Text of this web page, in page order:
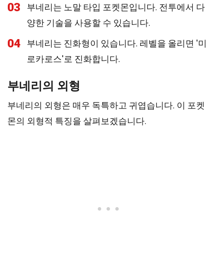
03
부네리는 노말 타입 포켓몬입니다. 전투에서 다
양한 기술을 사용할 수 있습니다.
04
부네리는 진화형이 있습니다. 레벨을 올리면 '미
로카로스'로 진화합니다.
부네리의 외형
부네리의 외형은 매우 독특하고 귀엽습니다. 이 포켓
몬의 외형적 특징을 살펴보겠습니다.